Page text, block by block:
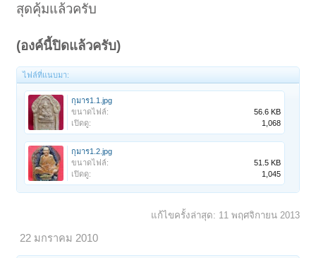
สุดคุ้มแล้วครับ
(องค์นี้ปิดแล้วครับ)
ไฟล์ที่แนบมา:
กุมาร1.1.jpg
ขนาดไฟล์:
56.6 KB
เปิดดู:
1,068
กุมาร1.2.jpg
ขนาดไฟล์:
51.5 KB
เปิดดู:
1,045
แก้ไขครั้งล่าสุด: 11 พฤศจิกายน 2013
22 มกราคม 2010